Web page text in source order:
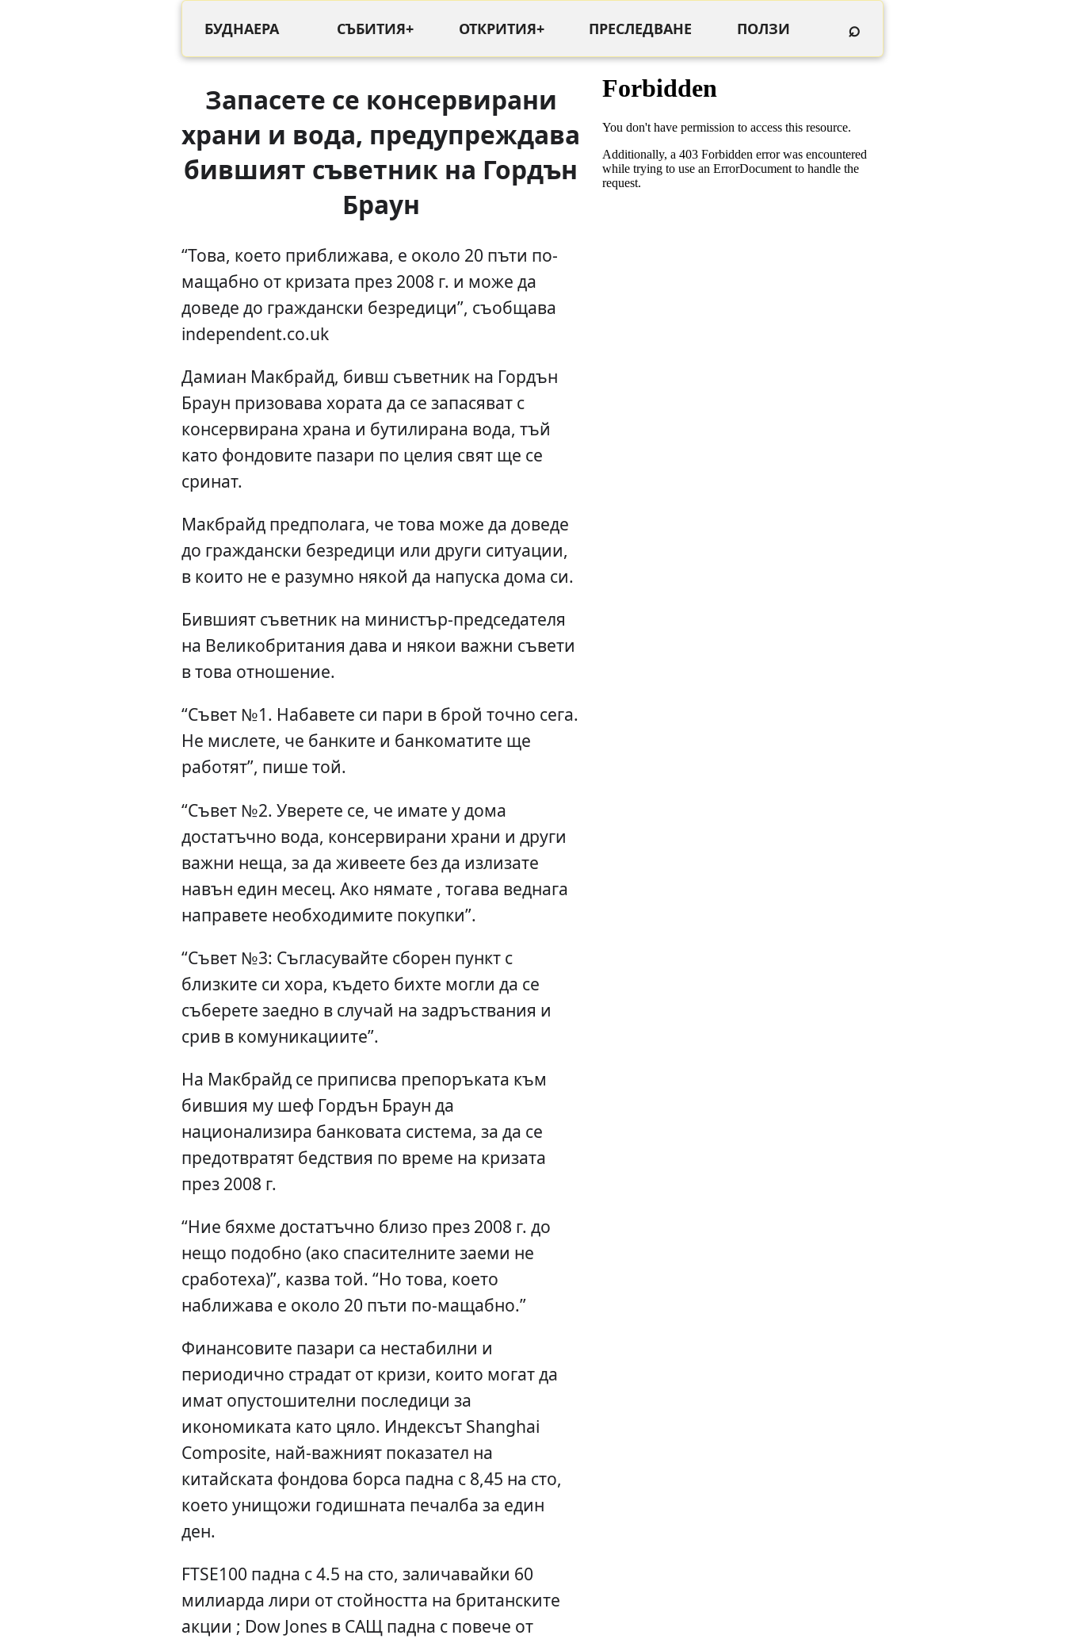
БУДНАЕРА СЪБИТИЯ+ ОТКРИТИЯ+ ПРЕСЛЕДВАНЕ ПОЛЗИ ⌕
Запасете се консервирани
храни и вода, предупреждава
бившият съветник на Гордън
Браун
“Това, което приближава, е около 20 пъти по-
мащабно от кризата през 2008 г. и може да
доведе до граждански безредици”, съобщава
independent.co.uk
Дамиан Макбрайд, бивш съветник на Гордън
Браун призовава хората да се запасяват с
консервирана храна и бутилирана вода, тъй
като фондовите пазари по целия свят ще се
сринат.
Макбрайд предполага, че това може да доведе
до граждански безредици или други ситуации,
в които не е разумно някой да напуска дома си.
Бившият съветник на министър-председателя
на Великобритания дава и някои важни съвети
в това отношение.
“Съвет №1. Набавете си пари в брой точно сега.
Не мислете, че банките и банкоматите ще
работят”, пише той.
“Съвет №2. Уверете се, че имате у дома
достатъчно вода, консервирани храни и други
важни неща, за да живеете без да излизате
навън един месец. Ако нямате , тогава веднага
направете необходимите покупки”.
“Съвет №3: Съгласувайте сборен пункт с
близките си хора, където бихте могли да се
съберете заедно в случай на задръствания и
срив в комуникациите”.
На Макбрайд се приписва препоръката към
бившия му шеф Гордън Браун да
национализира банковата система, за да се
предотвратят бедствия по време на кризата
през 2008 г.
“Ние бяхме достатъчно близо през 2008 г. до
нещо подобно (ако спасителните заеми не
сработеха)”, казва той. “Но това, което
наближава е около 20 пъти по-мащабно.”
Финансовите пазари са нестабилни и
периодично страдат от кризи, които могат да
имат опустошителни последици за
икономиката като цяло. Индексът Shanghai
Composite, най-важният показател на
китайската фондова борса падна с 8,45 на сто,
което унищожи годишната печалба за един
ден.
FTSE100 падна с 4.5 на сто, заличавайки 60
милиарда лири от стойността на британските
акции ; Dow Jones в САЩ падна с повече от